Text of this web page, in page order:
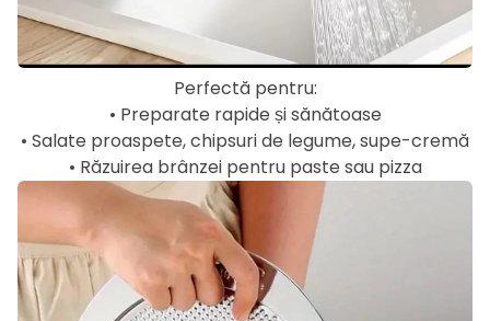
Perfectă pentru:
• Preparate rapide și sănătoase
• Salate proaspete, chipsuri de legume, supe-cremă
• Răzuirea brânzei pentru paste sau pizza